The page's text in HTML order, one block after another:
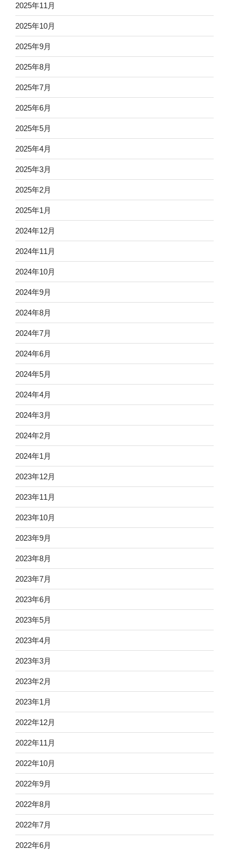
2025年11月
2025年10月
2025年9月
2025年8月
2025年7月
2025年6月
2025年5月
2025年4月
2025年3月
2025年2月
2025年1月
2024年12月
2024年11月
2024年10月
2024年9月
2024年8月
2024年7月
2024年6月
2024年5月
2024年4月
2024年3月
2024年2月
2024年1月
2023年12月
2023年11月
2023年10月
2023年9月
2023年8月
2023年7月
2023年6月
2023年5月
2023年4月
2023年3月
2023年2月
2023年1月
2022年12月
2022年11月
2022年10月
2022年9月
2022年8月
2022年7月
2022年6月